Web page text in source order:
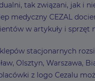
tak związani, jak i
medyczny CEZAL
w artykuły i sprzęt
stacjonarnych
Olsztyn, Warszawa,
z logo Cezalu